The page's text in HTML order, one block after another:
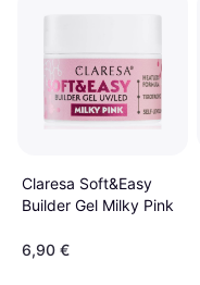
Claresa Soft&Easy
Builder Gel Milky Pink
6,90 €